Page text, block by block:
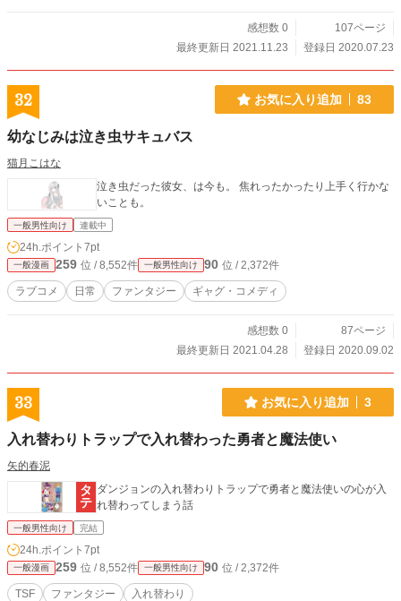
感想数 0
107ページ
最終更新日 2021.11.23
登録日 2020.07.23
32 お気に入り追加 83
幼なじみは泣き虫サキュバス
猫月こはな
泣き虫だった彼女、は今も。 焦れったかったり上手く行かな
いことも。
一般男性向け 連載中
24h.ポイント 7pt
一般漫画 259 位 / 8,552件 一般男性向け 90 位 / 2,372件
ラブコメ 日常 ファンタジー ギャグ・コメディ
感想数 0
87ページ
最終更新日 2021.04.28
登録日 2020.09.02
33 お気に入り追加 3
入れ替わりトラップで入れ替わった勇者と魔法使い
矢的春泥
ダンジョンの入れ替わりトラップで勇者と魔法使いの心が入
れ替わってしまう話
一般男性向け 完結
24h.ポイント 7pt
一般漫画 259 位 / 8,552件 一般男性向け 90 位 / 2,372件
TSF ファンタジー 入れ替わり